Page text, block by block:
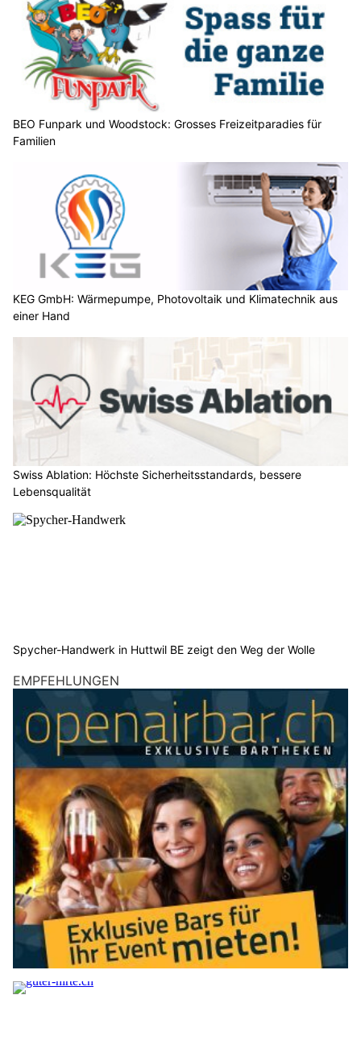
BEO Funpark und Woodstock: Grosses Freizeitparadies für
Familien
KEG GmbH: Wärmepumpe, Photovoltaik und Klimatechnik aus
einer Hand
Swiss Ablation: Höchste Sicherheitsstandards, bessere
Lebensqualität
Spycher-Handwerk in Huttwil BE zeigt den Weg der Wolle
EMPFEHLUNGEN